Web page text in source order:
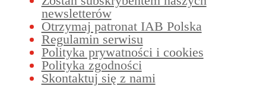
newsletterów
Otrzymaj patronat IAB Polska
Regulamin serwisu
Polityka prywatności i cookies
Polityka zgodności
Skontaktuj się z nami